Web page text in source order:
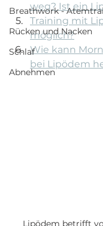
Breathwork -
Rücken und Nacken
Schlaf
Abnehmen
weg? Ist ein
Training mit
möglich?
Wie kann
bei Lipödem